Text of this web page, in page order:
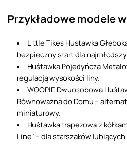
Przykładowe modele
Little Tikes Huśtawka
bezpieczny start dla
Huśtawka Pojedyńcza
regulacją wysokości liny.
WOOPIE Dwuosobowa
Równoważna do Domu –
miniaturowy.
Huśtawka trapezowa z
Line" – dla starszaków lubiących